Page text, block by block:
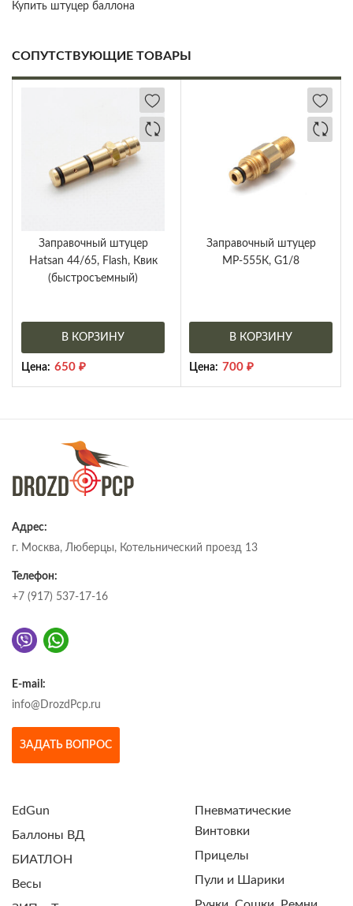
Купить штуцер баллона
СОПУТСТВУЮЩИЕ ТОВАРЫ
Заправочный штуцер
Hatsan 44/65, Flash, Квик
(быстросъемный)
В КОРЗИНУ
Цена: 650 ₽
Заправочный штуцер
МР-555К, G1/8
В КОРЗИНУ
Цена: 700 ₽
Адрес:
г. Москва, Люберцы, Котельнический проезд 13
Телефон:
+7 (917) 537-17-16
E-mail:
info@DrozdPcp.ru
ЗАДАТЬ ВОПРОС
EdGun
Баллоны ВД
БИАТЛОН
Весы
Пневматические
Винтовки
Прицелы
Пули и Шарики